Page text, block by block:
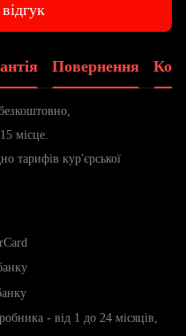
Повернення
місце.
тарифів кур'єрської
- від 1 до 24 місяців,